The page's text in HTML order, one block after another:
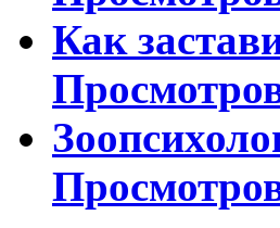
Как